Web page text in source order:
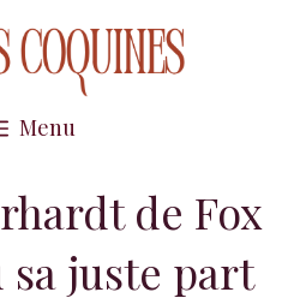
Menu
de Fox
sa juste part